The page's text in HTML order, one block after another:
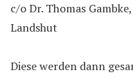
c/o Dr. Thomas
Landshut
Diese werden dann